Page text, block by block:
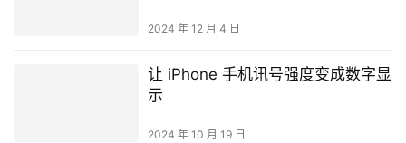
2024 年 12 月 4 日
让 iPhone 手机讯号强度变成数字显
示
2024 年 10 月 19 日